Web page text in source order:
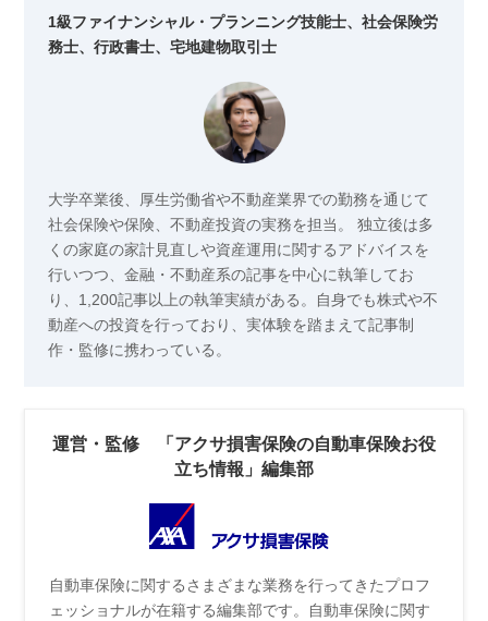
1級ファイナンシャル・プランニング技能士、社会保険労
務士、行政書士、宅地建物取引士
​大学卒業後、厚生労働省や不動産業界での勤務を通じて
社会保険や保険、不動産投資の実務を担当。 独立後は多
くの家庭の家計見直しや資産運用に関するアドバイスを
行いつつ、金融・不動産系の記事を中心に執筆してお
り、1,200記事以上の執筆実績がある。自身でも株式や不
動産への投資を行っており、実体験を踏まえて記事制
作・監修に携わっている。
運営・監修 「アクサ損害保険の自動車保険お役
立ち情報」編集部
自動車保険に関するさまざまな業務を行ってきたプロフ
ェッショナルが在籍する編集部です。自動車保険に関す